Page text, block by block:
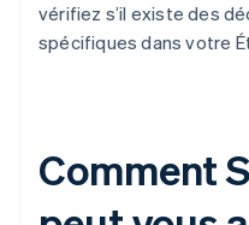
vérifiez s’il existe des
spécifiques dans votre
Comment